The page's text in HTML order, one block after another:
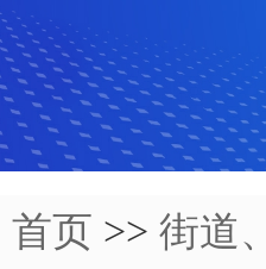
首页 >> 街道